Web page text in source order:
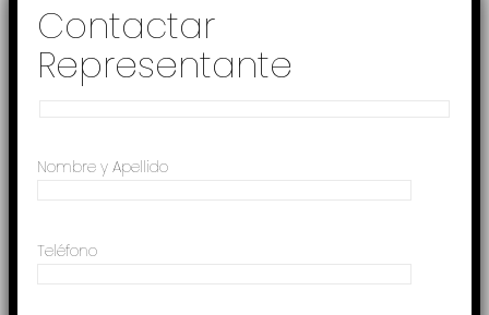
Contactar
Representante
Nombre y Apellido
Teléfono